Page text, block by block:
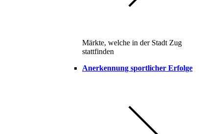
Märkte, welche in der Stadt Zug
stattfinden
Anerkennung sportlicher Erfolge